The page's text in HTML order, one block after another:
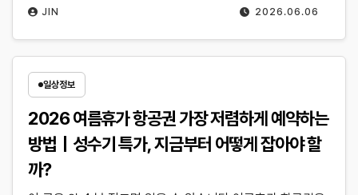
2026.06.06
JIN
일상정보
2026 여름휴가 항공권 가장 저렴하게 예약하는
방법｜성수기 특가, 지금부터 어떻게 잡아야 할
까?